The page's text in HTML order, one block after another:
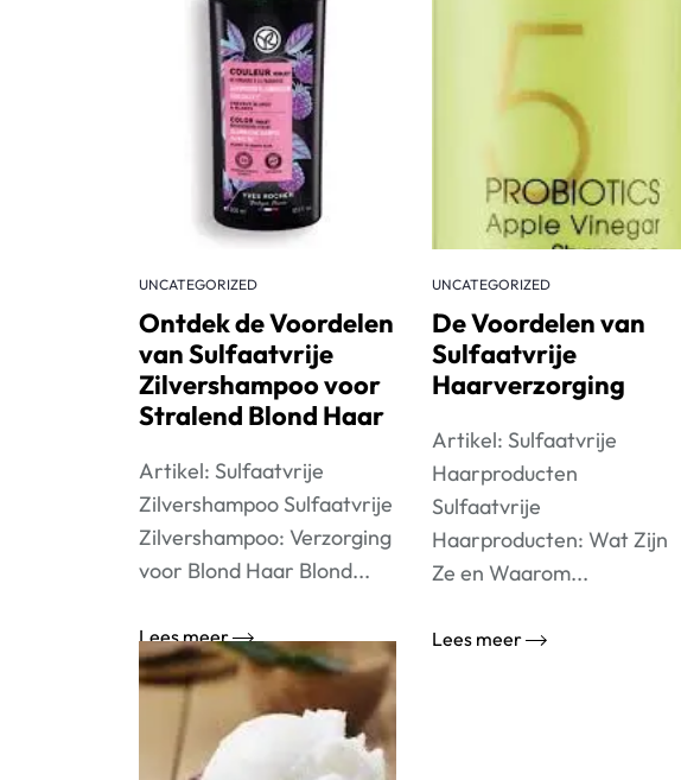
UNCATEGORIZED
Ontdek de Voordelen
van Sulfaatvrije
Zilvershampoo voor
Stralend Blond Haar
Artikel: Sulfaatvrije
Zilvershampoo Sulfaatvrije
Zilvershampoo: Verzorging
voor Blond Haar Blond...
Lees meer
UNCATEGORIZED
De Voordelen van
Sulfaatvrije
Haarverzorging
Artikel: Sulfaatvrije
Haarproducten
Sulfaatvrije
Haarproducten: Wat Zijn
Ze en Waarom...
Lees meer